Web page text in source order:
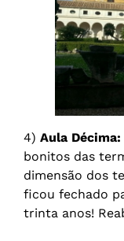
4) Aula Décima:
bonitos das
dimensão dos
ficou fechado
trinta anos!